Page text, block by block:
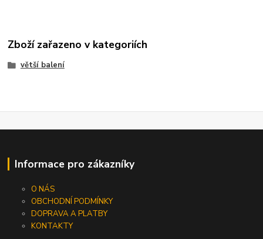
Zboží zařazeno v kategoriích
větší balení
Informace pro zákazníky
O NÁS
OBCHODNÍ PODMÍNKY
DOPRAVA A PLATBY
KONTAKTY